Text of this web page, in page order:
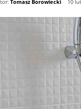
Tomasz Borowiecki 10